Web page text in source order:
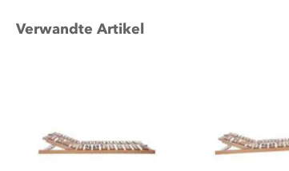
Verwandte Artikel